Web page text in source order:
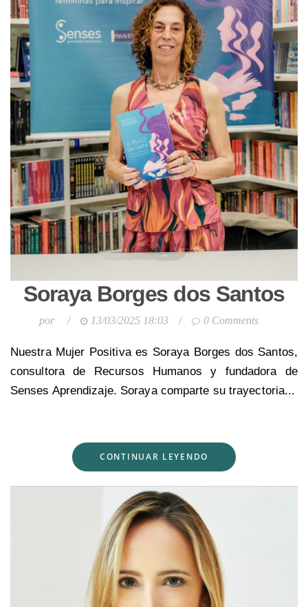
Soraya Borges dos Santos
por / 13/03/2025 18:03 / 0 Comments
Nuestra Mujer Positiva es Soraya Borges dos Santos,
consultora de Recursos Humanos y fundadora de
Senses Aprendizaje. Soraya comparte su trayectoria...
CONTINUAR LEYENDO